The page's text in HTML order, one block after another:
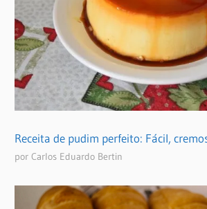
Receita de pudim perfeito: Fácil,
por Carlos Eduardo Bertin